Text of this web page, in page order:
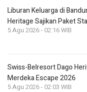
Liburan Keluarga di
Heritage Sajikan Paket
5 Agu 2026 - 02:16 WIB
Swiss-Belresort Dago
Merdeka Escape 2026
5 Agu 2026 - 02:03 WIB